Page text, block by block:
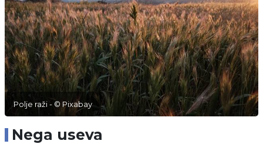
Polje raži - © Pixabay
Nega useva